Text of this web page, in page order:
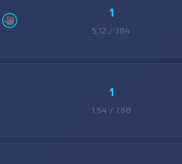
1
5,12 / 384
1
1,54 / 7,68